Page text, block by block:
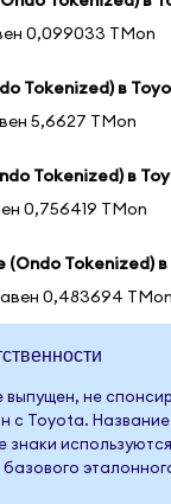
0,099033 TMon
Tokenized) в
5,6627 TMon
Tokenized) в
0,756419 TMon
(Ondo Tokenized)
0,483694 TMon
выпущен, не
с Toyota.
знаки